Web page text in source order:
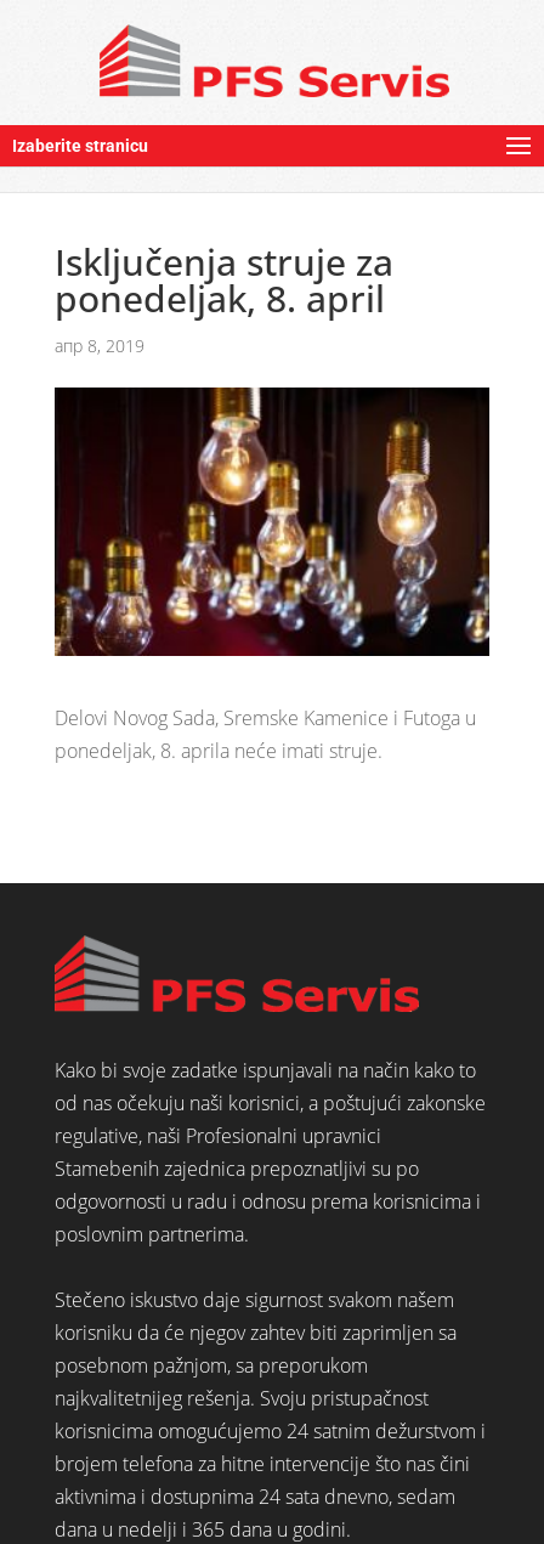
Izaberite stranicu
Isključenja struje za
ponedeljak, 8. april
апр 8, 2019
Delovi Novog Sada, Sremske Kamenice i Futoga u
ponedeljak, 8. aprila neće imati struje.
Kako bi svoje zadatke ispunjavali na način kako to
od nas očekuju naši korisnici, a poštujući zakonske
regulative, naši Profesionalni upravnici
Stamebenih zajednica prepoznatljivi su po
odgovornosti u radu i odnosu prema korisnicima i
poslovnim partnerima.
Stečeno iskustvo daje sigurnost svakom našem
korisniku da će njegov zahtev biti zaprimljen sa
posebnom pažnjom, sa preporukom
najkvalitetnijeg rešenja. Svoju pristupačnost
korisnicima omogućujemo 24 satnim dežurstvom i
brojem telefona za hitne intervencije što nas čini
aktivnima i dostupnima 24 sata dnevno, sedam
dana u nedelji i 365 dana u godini.